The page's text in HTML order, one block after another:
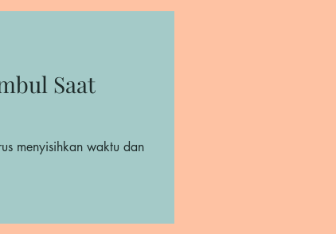
Saat
menyisihkan waktu dan